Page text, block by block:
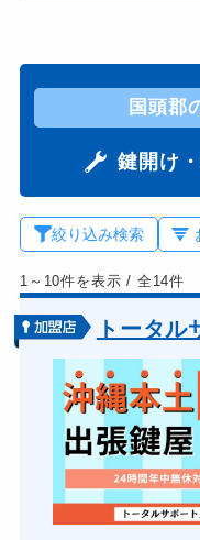
国頭郡
鍵開け
絞り込み検索
1～10件を表示/ 全14件
トータ